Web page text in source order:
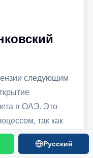
следующим
в ОАЭ. Это
так как
Русский